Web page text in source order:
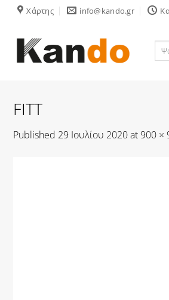
Skip
content
Χάρτης info@kando.gr
FITT
Published 29 Ιουλίου 2020at900 ×